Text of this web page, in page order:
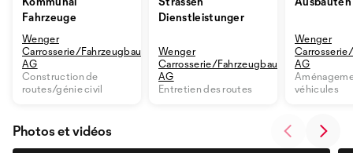
Fahrzeuge
Wenger
Carrosserie/Fahrzeugbau
AG
Construction de
routes/génie civil
Dienstleistungen
Wenger
Carrosserie/Fahrzeugbau
AG
Entretien des routes
Wenger
AG
véhicules
Photos et vidéos